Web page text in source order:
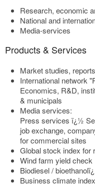
Research, economic
National and
Media-services
Products & Services
Market studies,
International network
Economics, R&D,
& municipals
Media services:
Press services ï¿½
job exchange,
for commercial sites
Global stock index
Wind farm yield check
Biodiesel /
Business climate